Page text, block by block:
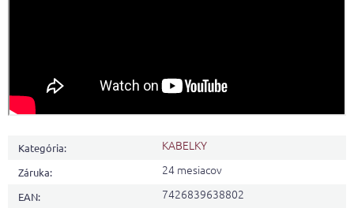
Kategória: KABELKY
Záruka: 24 mesiacov
EAN: 7426839638802